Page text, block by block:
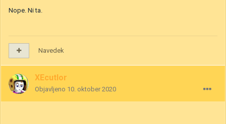
Nope. Ni ta.
Navedek
XEcutIor
Objavljeno 10. oktober 2020